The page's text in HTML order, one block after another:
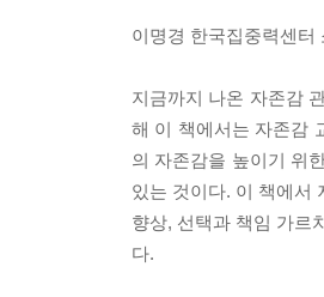
이명경 한국집중력센터
지금까지 나온 자존감
해 이 책에서는 자존감
의 자존감을 높이기 위
있는 것이다. 이 책에서
향상, 선택과 책임 가르
다.